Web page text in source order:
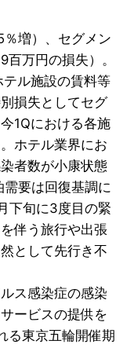
増）、セグメン
百万円の損失）。
ル施設の賃料等
損失としてセグ
1Qにおける各施
ホテル業界にお
者数が小康状態
要は回復基調に
下旬に3度目の緊
伴う旅行や出張
として先行き不
ス感染症の感染
ービスの提供を
る東京五輪開催期